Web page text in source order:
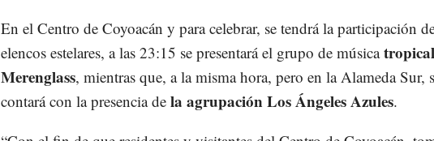
En el Centro de Coyoacán y para celebrar, se tendrá la participación
elencos estelares, a las 23:15 se presentará el grupo de músicatropical
Merenglass, mientras que, a la misma hora, pero en la Alameda Sur,
contará con la presencia de la agrupación Los Ángeles Azules.